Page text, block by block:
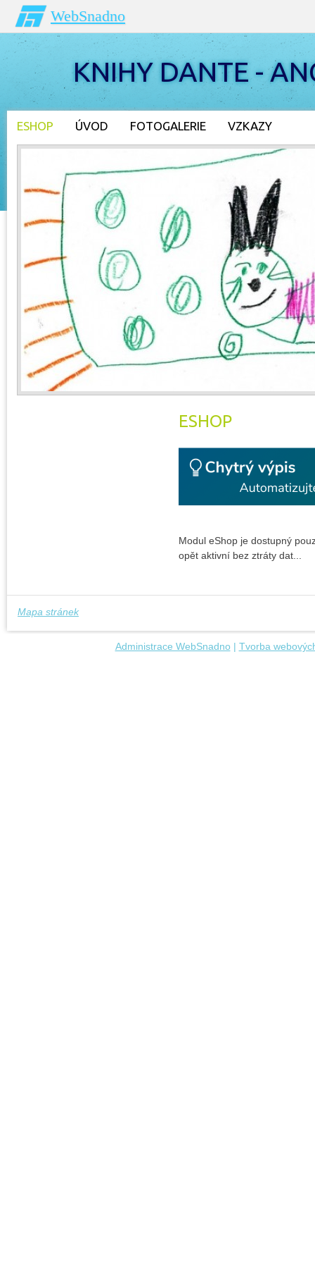
WebSnadno
KNIHY DANTE -
ESHOP ÚVOD FOTOGALERIE VZKAZY
ESHOP
Modul eShop je dostupný
opět aktivní bez ztráty dat...
Mapa stránek
Administrace WebSnadno| Tvorba